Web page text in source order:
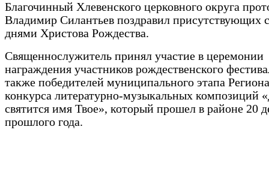
Благочинный Хлевенского церковного округа
Владимир Силантьев поздравил присутствующих
днями Христова Рождества.
Священнослужитель принял участие в церемонии
награждения участников рождественского
также победителей муниципального этапа
конкурса литературно-музыкальных композиций
святится имя Твое», который прошел в районе 20
прошлого года.